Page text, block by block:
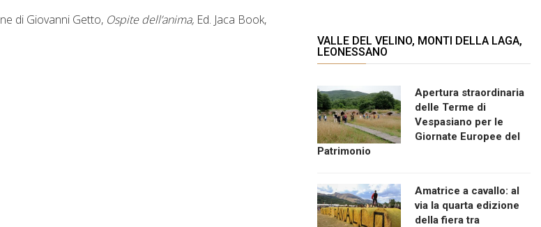
di Giovanni Getto, Ospite dell’anima, Ed. Jaca Book,
VALLE DEL VELINO, MONTI DELLA LAGA,
LEONESSANO
Apertura straordinaria
delle Terme di
Vespasiano per le
Giornate Europee del
Patrimonio
Amatrice a cavallo: al
via la quarta edizione
della fiera tra